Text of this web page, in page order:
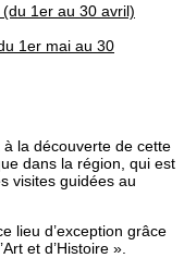
1er au 30 avril)
1er mai au 30
la découverte de cette
dans la région, qui est
visites guidées au
lieu d’exception grâce
et d’Histoire ».